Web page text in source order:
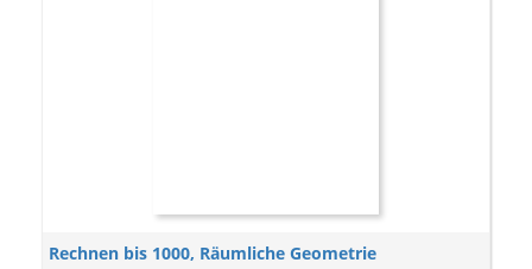
Rechnen bis 1000, Räumliche Geometrie